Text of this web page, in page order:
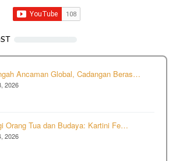
Ancaman Global, Cadangan Beras…
2026
Orang Tua dan Budaya: Kartini Fe…
2026